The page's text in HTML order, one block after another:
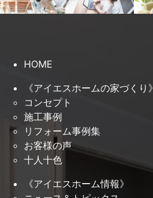
HOME
《アイエスホームの家づくり》
コンセプト
施工事例
リフォーム事例集
お客様の声
十人十色
《アイエスホーム情報》